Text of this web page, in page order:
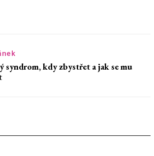
syndrom, kdy zbystřet a jak se mu